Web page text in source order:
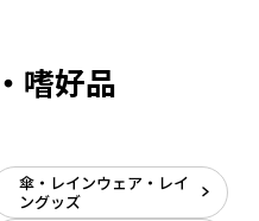
嗜好品
傘・レインウェア・レイ
ングッズ